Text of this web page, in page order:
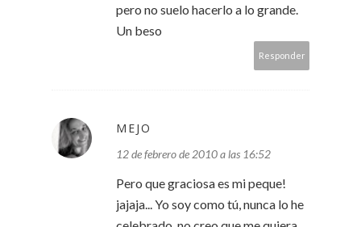
pero no suelo hacerlo a lo grande.
Un beso
Responder
MEJO
12 de febrero de 2010 a las 16:52
Pero que graciosa es mi peque!
jajaja... Yo soy como tú, nunca lo he